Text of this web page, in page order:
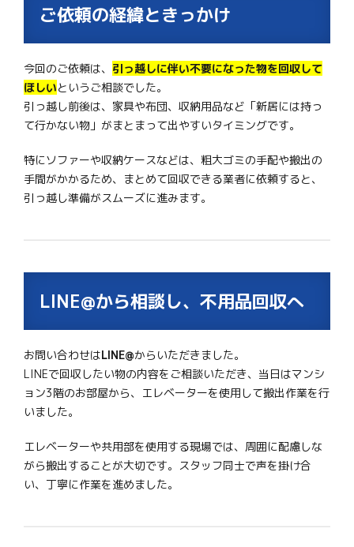
ご依頼の経緯ときっかけ
今回のご依頼は、 引っ越しに伴い不要になった物を回収して
ほしいというご相談でした。
引っ越し前後は、家具や布団、収納用品など「新居には持っ
て行かない物」がまとまって出やすいタイミングです。
特にソファーや収納ケースなどは、粗大ゴミの手配や搬出の
手間がかかるため、まとめて回収できる業者に依頼すると、
引っ越し準備がスムーズに進みます。
LINE@から相談し、不用品回収へ
お問い合わせはLINE@からいただきました。
LINEで回収したい物の内容をご相談いただき、当日はマンシ
ョン3階のお部屋から、エレベーターを使用して搬出作業を行
いました。
エレベーターや共用部を使用する現場では、周囲に配慮しな
がら搬出することが大切です。スタッフ同士で声を掛け合
い、丁寧に作業を進めました。